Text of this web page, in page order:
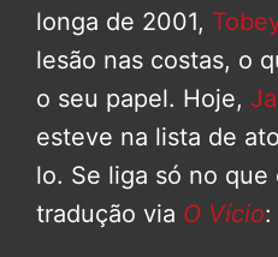
longa de 2001,
lesão nas costas, o
o seu papel. Hoje,
esteve na lista de
lo. Se liga só no que
tradução via O Vício: